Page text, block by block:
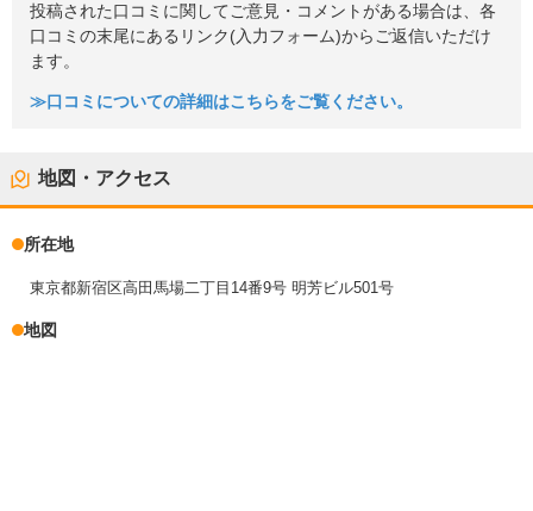
投稿された口コミに関してご意見・コメントがある場合は、各
口コミの末尾にあるリンク(入力フォーム)からご返信いただけ
ます。
≫口コミについての詳細はこちらをご覧ください。
地図・アクセス
所在地
東京都新宿区高田馬場二丁目14番9号 明芳ビル501号
地図